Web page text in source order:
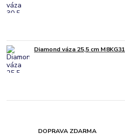
Diamond váza 25,5 cm M8KG31
DOPRAVA ZDARMA